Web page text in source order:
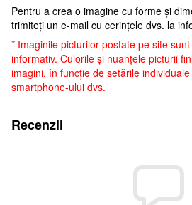
Pentru a crea o imagine cu forme și
trimiteți un e-mail cu cerințele dvs. la
* Imaginile picturilor postate pe site
informativ. Culorile și nuanțele picturii
imagini, în funcție de setările
smartphone-ului dvs.
Recenzii